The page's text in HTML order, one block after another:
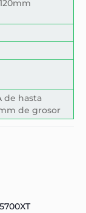
de hasta
de grosor